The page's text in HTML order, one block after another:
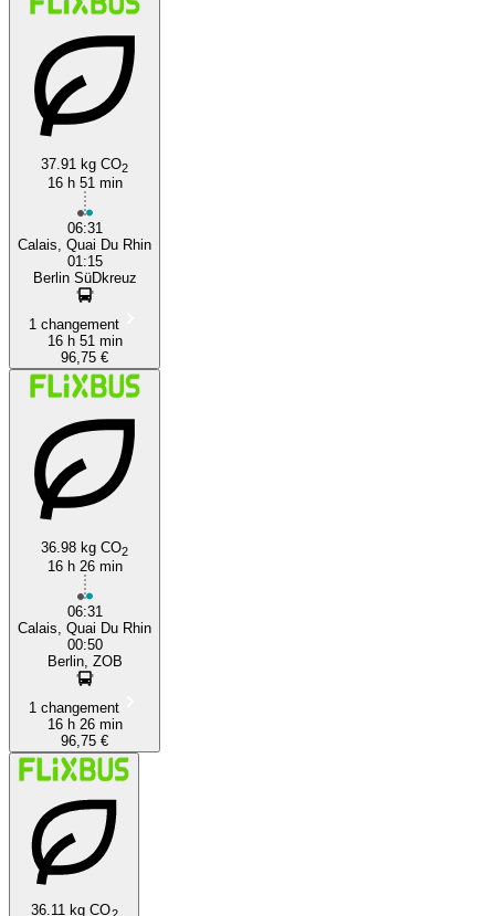
37.91 kg CO2
16 h 51 min
06:31
Calais, Quai Du Rhin
01:15
Berlin SüDkreuz
1 changement
16 h 51 min
96,75 €
36.98 kg CO2
16 h 26 min
06:31
Calais, Quai Du Rhin
00:50
Berlin, ZOB
1 changement
16 h 26 min
96,75 €
36.11 kg CO